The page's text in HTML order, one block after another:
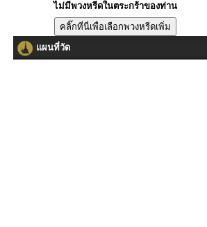
ไม่มีพวงหรีดในตระกร้าของท่าน
แผนที่วัด